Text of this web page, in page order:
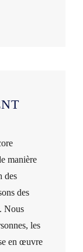
manière
des
des
Nous
les
en œuvre